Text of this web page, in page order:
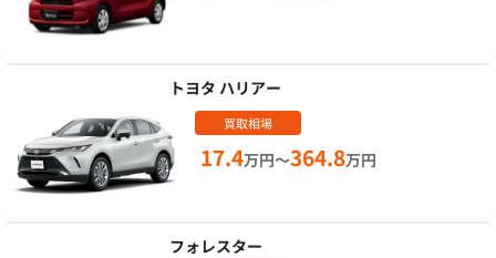
トヨタ ハリアー
買取相場
17.4万円～364.8万円
フォレスター